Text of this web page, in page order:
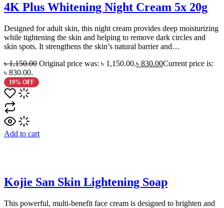
4K Plus Whitening Night Cream 5x 20g
Designed for adult skin, this night cream provides deep moisturizing
while tightening the skin and helping to remove dark circles and
skin spots. It strengthens the skin’s natural barrier and…
৳1,150.00 Original price was: ৳ 1,150.00.৳ 830.00Current price is:
৳ 830.00.
19% OFF
Add to cart
Kojie San Skin Lightening Soap
This powerful, multi-benefit face cream is designed to brighten and